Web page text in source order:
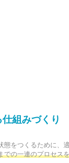
組みづくり
をつくるために
での一連のプロセス